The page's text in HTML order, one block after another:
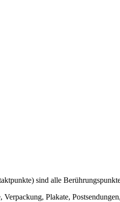
sind alle
Verpackung, Plakate,